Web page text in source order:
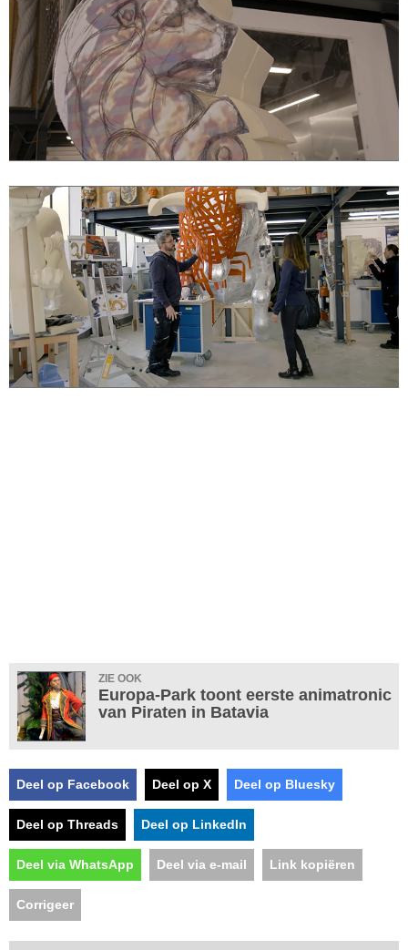
ZIE OOK
Europa-Park toont eerste animatronic
van Piraten in Batavia
Deel op Facebook Deel op X Deel op Bluesky
Deel op Threads Deel op LinkedIn
Deel via WhatsApp Deel via e-mail Link kopiëren
Corrigeer